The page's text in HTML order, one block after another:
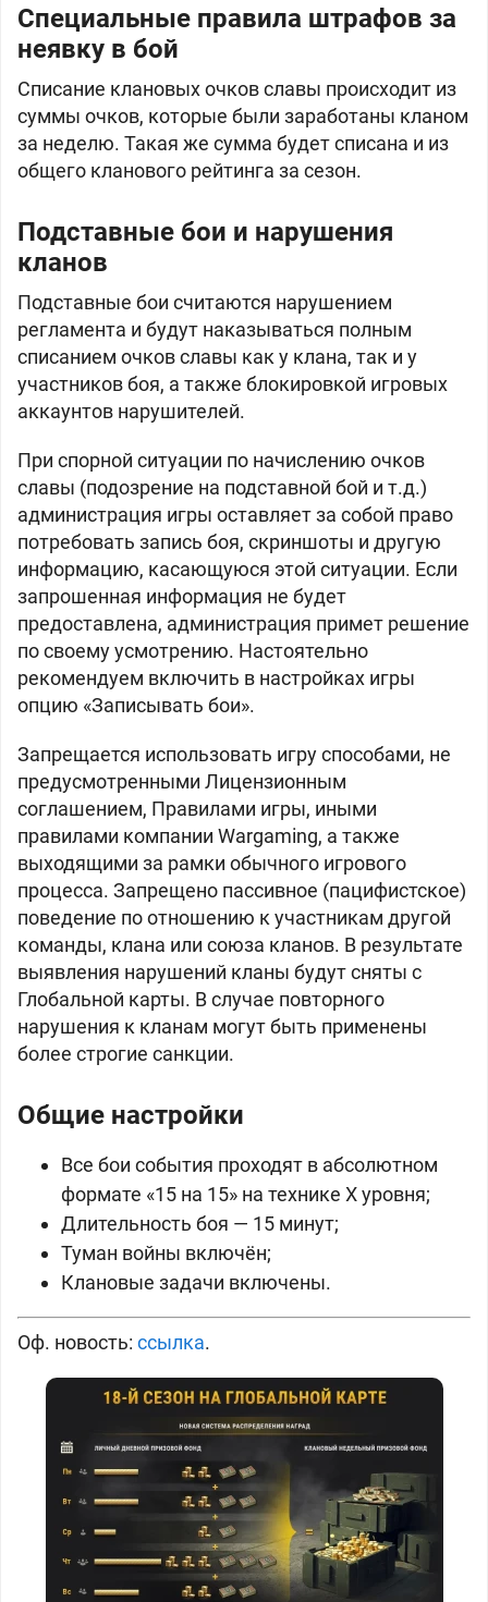
Специальные правила штрафов за
неявку в бой
Списание клановых очков славы происходит из
суммы очков, которые были заработаны кланом
за неделю. Такая же сумма будет списана и из
общего кланового рейтинга за сезон.
Подставные бои и нарушения
кланов
Подставные бои считаются нарушением
регламента и будут наказываться полным
списанием очков славы как у клана, так и у
участников боя, а также блокировкой игровых
аккаунтов нарушителей.
При спорной ситуации по начислению очков
славы (подозрение на подставной бой и т.д.)
администрация игры оставляет за собой право
потребовать запись боя, скриншоты и другую
информацию, касающуюся этой ситуации. Если
запрошенная информация не будет
предоставлена, администрация примет решение
по своему усмотрению. Настоятельно
рекомендуем включить в настройках игры
опцию «Записывать бои».
Запрещается использовать игру способами, не
предусмотренными Лицензионным
соглашением, Правилами игры, иными
правилами компании Wargaming, а также
выходящими за рамки обычного игрового
процесса. Запрещено пассивное (пацифистское)
поведение по отношению к участникам другой
команды, клана или союза кланов. В результате
выявления нарушений кланы будут сняты с
Глобальной карты. В случае повторного
нарушения к кланам могут быть применены
более строгие санкции.
Общие настройки
Все бои события проходят в абсолютном
формате «15 на 15» на технике Х уровня;
Длительность боя — 15 минут;
Туман войны включён;
Клановые задачи включены.
Оф. новость: ссылка.